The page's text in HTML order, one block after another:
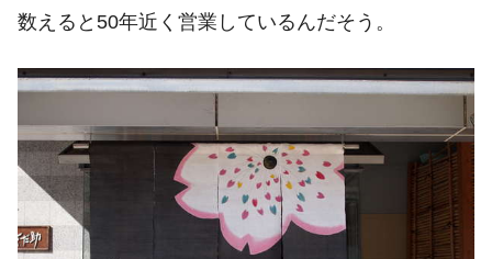
数えると50年近く営業しているんだそう。